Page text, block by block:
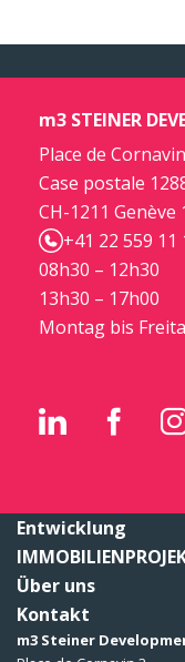
m3 STEINER
Place de
Case postale
CH-1211 Genève
+41 22 559 11
08h30 – 12h30
13h30 – 17h00
Montag bis
Entwicklung
Über uns
Kontakt
m3 Steiner